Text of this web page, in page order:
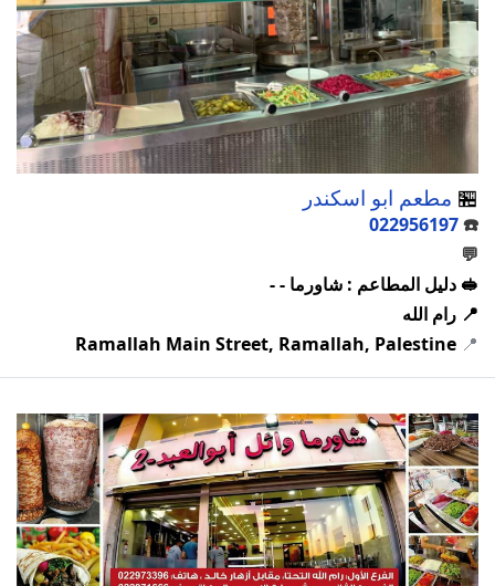
🏪 مطعم ابو اسكندر
☎️
022956197
💬
🥪 دليل المطاعم : شاورما - -
📍 رام الله
📍
Ramallah Main Street, Ramallah, Palestine